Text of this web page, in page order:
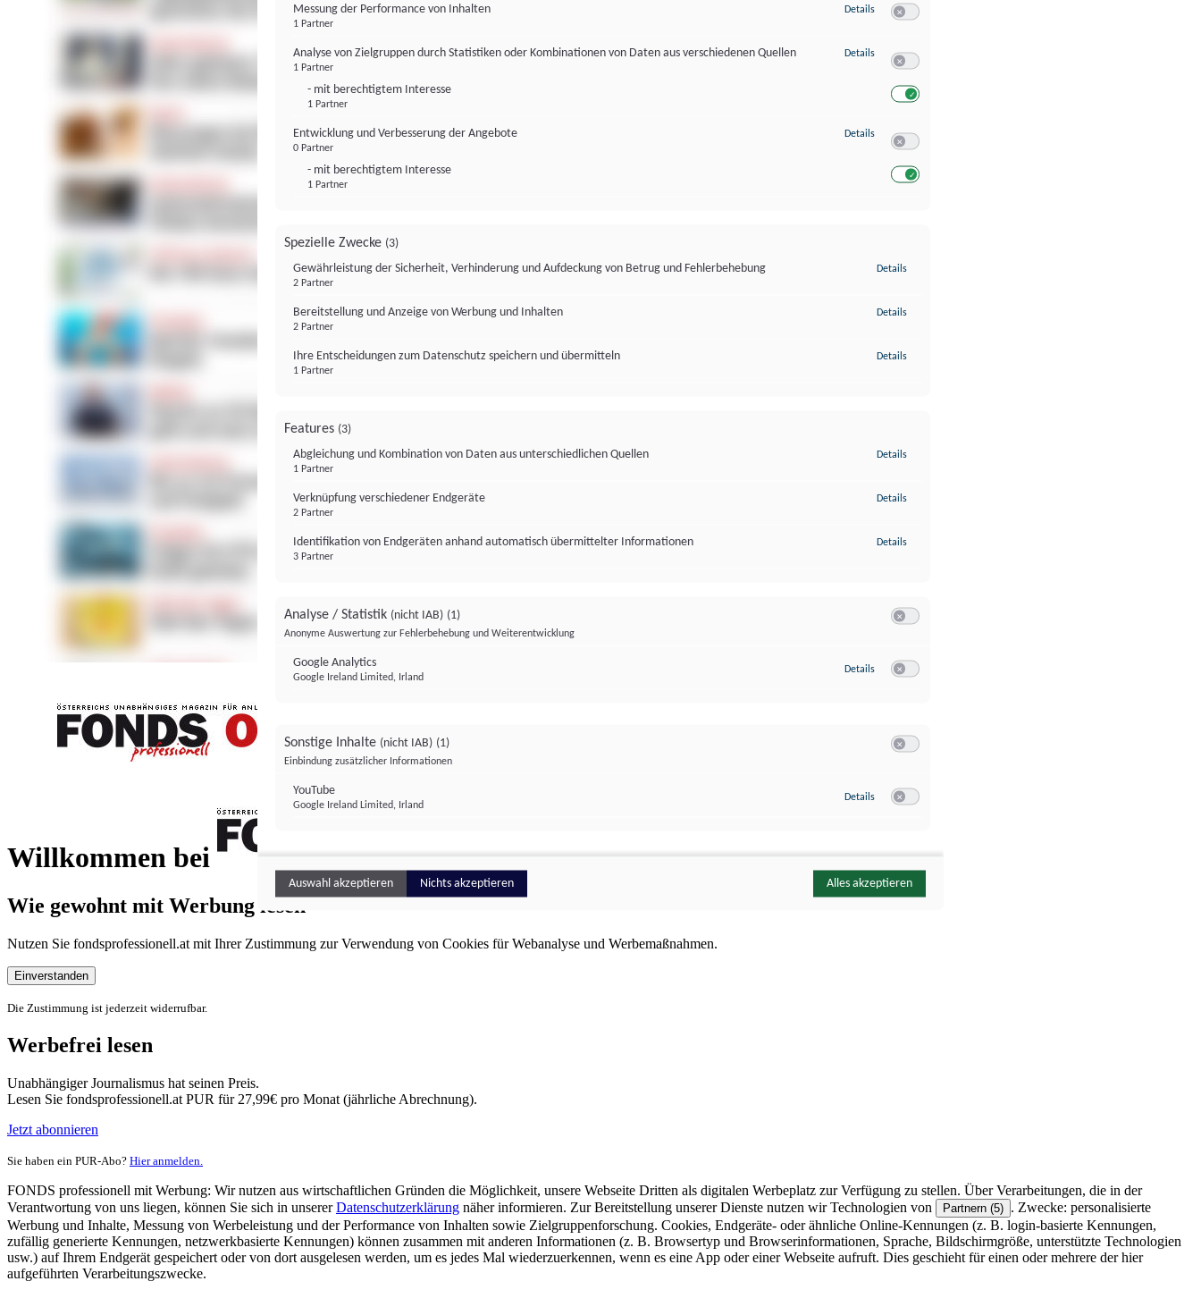
Willkommen bei
FONDS professionell
Wie gewohnt mit Werbung lesen
Nutzen Sie fondsprofessionell.at mit Ihrer Zustimmung zur Verwendung von Cookies für Webanalyse und Werbemaßnahmen.
Einverstanden
Die Zustimmung ist jederzeit widerrufbar.
Werbefrei lesen
Unabhängiger Journalismus hat seinen Preis.
Lesen Sie fondsprofessionell.at PUR für 27,99€ pro Monat (jährliche Abrechnung).
Jetzt abonnieren
Sie haben ein PUR-Abo? Hier anmelden.
FONDS professionell mit Werbung: Wir nutzen aus wirtschaftlichen Gründen die Möglichkeit, unsere Webseite Dritten als digitalen Werbeplatz zur Verfügung zu stellen. Über Verarbeitungen, die in der
Verantwortung von uns liegen, können Sie sich in unsererDatenschutzerklärung näher informieren. Zur Bereitstellung unserer Dienste nutzen wir Technologien von Partnern (5) . Zwecke: personalisierte
Werbung und Inhalte, Messung von Werbeleistung und der Performance von Inhalten sowie Zielgruppenforschung. Cookies, Endgeräte- oder ähnliche Online-Kennungen (z. B. login-basierte Kennungen,
zufällig generierte Kennungen, netzwerkbasierte Kennungen) können zusammen mit anderen Informationen (z. B. Browsertyp und Browserinformationen, Sprache, Bildschirmgröße, unterstützte Technologien
usw.) auf Ihrem Endgerät gespeichert oder von dort ausgelesen werden, um es jedes Mal wiederzuerkennen, wenn es eine App oder einer Webseite aufruft. Dies geschieht für einen oder mehrere der hier
aufgeführten Verarbeitungszwecke.
Messung der Performance von Inhalten
1 Partner
Details zu Messung der Performance von Inhalten
Analyse von Zielgruppen durch Statistiken oder Kombinationen von Daten aus verschiedenen Quellen
1 Partner
- mit berechtigtem Interesse
1 Partner
Details zu Analyse von Zielgruppen durch Statistiken oder Kombinationen von
Entwicklung und Verbesserung der Angebote
0 Partner
- mit berechtigtem Interesse
1 Partner
Details zu Entwicklung und Verbesserung der Angebote
Spezielle Zwecke (3)
Gewährleistung der Sicherheit, Verhinderung und Aufdeckung von Betrug und Fehlerbehebung
2 Partner
Details
Bereitstellung und Anzeige von Werbung und Inhalten
2 Partner
Details
Ihre Entscheidungen zum Datenschutz speichern und übermitteln
1 Partner
Details
Features (3)
Abgleichung und Kombination von Daten aus unterschiedlichen Quellen
1 Partner
Details
Verknüpfung verschiedener Endgeräte
2 Partner
Details
Identifikation von Endgeräten anhand automatisch übermittelter Informationen
3 Partner
Details
Analyse / Statistik (nicht IAB) (1)
Anonyme Auswertung zur Fehlerbehebung und Weiterentwicklung
Google Analytics
Google Ireland Limited, Irland
Details zu Google Analytics
Sonstige Inhalte (nicht IAB) (1)
Einbindung zusätzlicher Informationen
YouTube
Google Ireland Limited, Irland
Details zu YouTube
Auswahl akzeptieren Nichts akzeptieren Alles akzeptieren